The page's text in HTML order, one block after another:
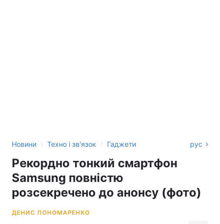
Новини › Техно і зв'язок › Гаджети рус
Рекордно тонкий смартфон
Samsung повністю
розсекречено до анонсу (фото)
ДЕНИС ПОНОМАРЕНКО